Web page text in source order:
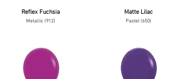
Reflex Fuchsia
Metallic (912)
Matte Lilac
Pastel (650)